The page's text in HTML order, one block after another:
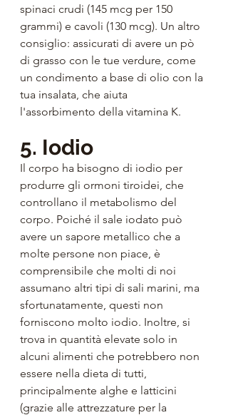
spinaci crudi (145 mcg per 150
grammi) e cavoli (130 mcg). Un altro
consiglio: assicurati di avere un pò
di grasso con le tue verdure, come
un condimento a base di olio con la
tua insalata, che aiuta
l'assorbimento della vitamina K.
5. Iodio
Il corpo ha bisogno di iodio per
produrre gli ormoni tiroidei, che
controllano il metabolismo del
corpo. Poiché il sale iodato può
avere un sapore metallico che a
molte persone non piace, è
comprensibile che molti di noi
assumano altri tipi di sali marini, ma
sfortunatamente, questi non
forniscono molto iodio. Inoltre, si
trova in quantità elevate solo in
alcuni alimenti che potrebbero non
essere nella dieta di tutti,
principalmente alghe e latticini
(grazie alle attrezzature per la